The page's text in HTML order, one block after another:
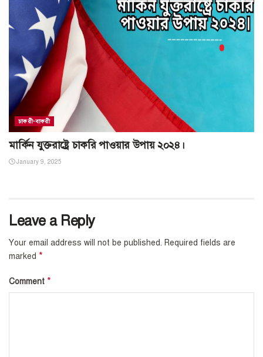
চাকরী-বাকরী
মার্কিন যুক্তরাষ্ট্রে চাকরি পাওয়ার উপায় ২০২৪।
January 9, 2025
Leave a Reply
Your email address will not be published. Required fields are
marked *
Comment *